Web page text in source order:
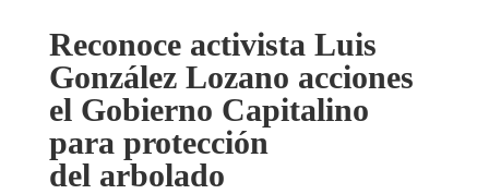
Reconoce activista Luis
González Lozano acciones
el Gobierno Capitalino
para protección
del arbolado